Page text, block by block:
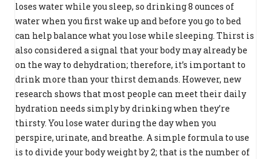
loses water while you sleep, so drinking 8 ounces of
water when you first wake up and before you go to bed
can help balance what you lose while sleeping. Thirst is
also considered a signal that your body may already be
on the way to dehydration; therefore, it’s important to
drink more than your thirst demands. However, new
research shows that most people can meet their daily
hydration needs simply by drinking when they’re
thirsty. You lose water during the day when you
perspire, urinate, and breathe. A simple formula to use
is to divide your body weight by 2; that is the number of